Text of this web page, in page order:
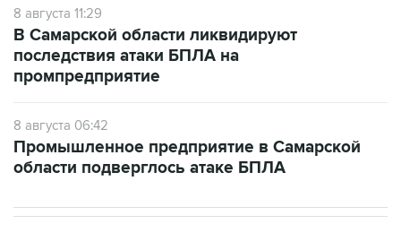
8 августа 11:29
В Самарской области ликвидируют
последствия атаки БПЛА на
промпредприятие
8 августа 06:42
Промышленное предприятие в Самарской
области подверглось атаке БПЛА